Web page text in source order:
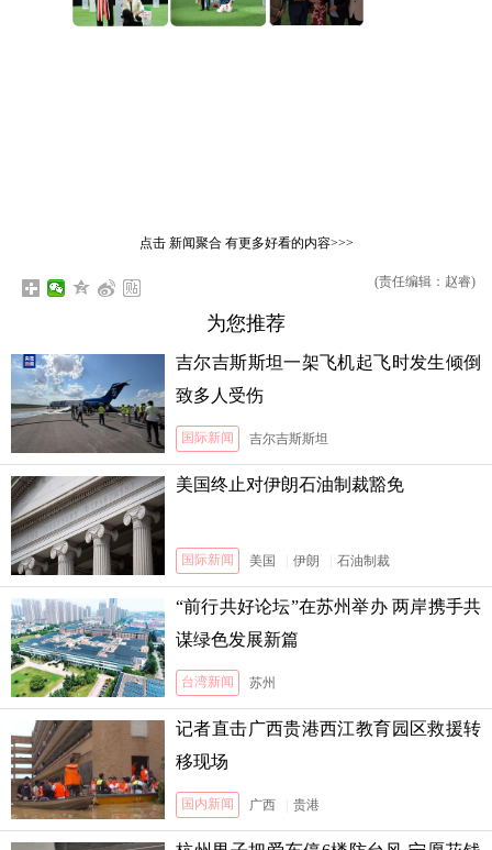
点击 新闻聚合有更多好看的内容>>>
(责任编辑：赵睿)
为您推荐
吉尔吉斯斯坦一架飞机起飞时发生倾倒
致多人受伤
国际新闻 吉尔吉斯斯坦
美国终止对伊朗石油制裁豁免
国际新闻 美国 伊朗 石油制裁
“前行共好论坛”在苏州举办 两岸携手共
谋绿色发展新篇
台湾新闻 苏州
记者直击广西贵港西江教育园区救援转
移现场
国内新闻 广西 贵港